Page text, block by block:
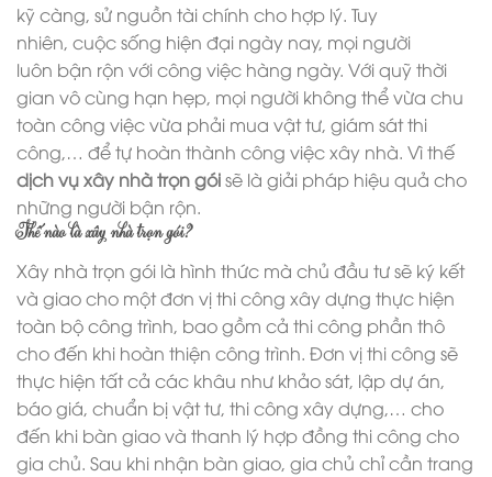
kỹ càng, sử nguồn tài chính cho hợp lý. Tuy
nhiên, cuộc sống hiện đại ngày nay, mọi người
luôn bận rộn với công việc hàng ngày. Với quỹ thời
gian vô cùng hạn hẹp, mọi người không thể vừa chu
toàn công việc vừa phải mua vật tư, giám sát thi
công,… để tự hoàn thành công việc xây nhà. Vì thế
dịch vụ xây nhà trọn góisẽ là giải pháp hiệu quả cho
những người bận rộn.
Thế nào là xây nhà trọn gói?
Xây nhà trọn gói là hình thức mà chủ đầu tư sẽ ký kết
và giao cho một đơn vị thi công xây dựng thực hiện
toàn bộ công trình, bao gồm cả thi công phần thô
cho đến khi hoàn thiện công trình. Đơn vị thi công sẽ
thực hiện tất cả các khâu như khảo sát, lập dự án,
báo giá, chuẩn bị vật tư, thi công xây dựng,… cho
đến khi bàn giao và thanh lý hợp đồng thi công cho
gia chủ. Sau khi nhận bàn giao, gia chủ chỉ cần trang